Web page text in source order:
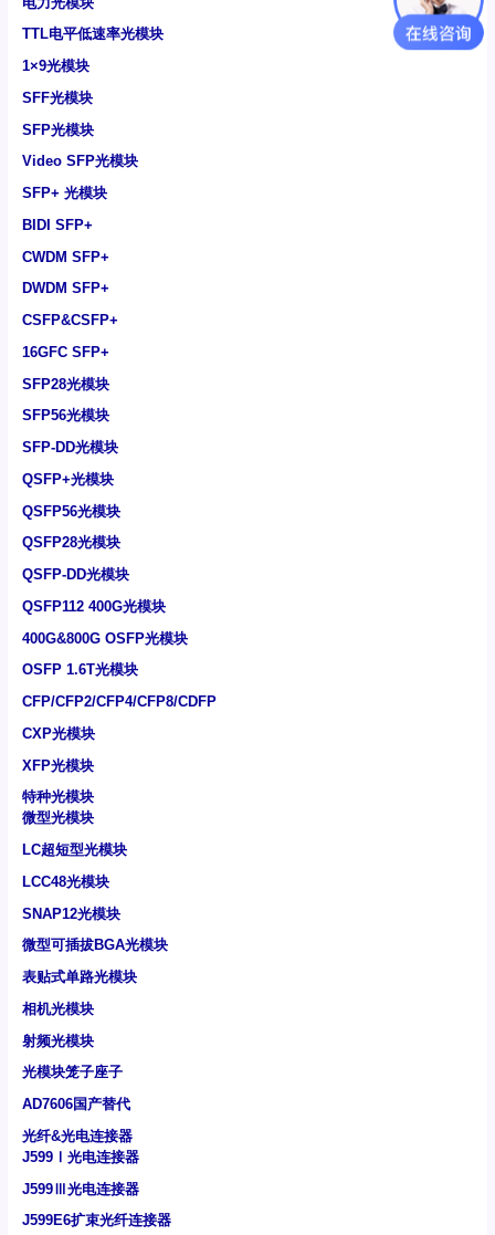
TTL电平低速率光模块
1×9光模块
SFF光模块
SFP光模块
Video SFP光模块
SFP+ 光模块
BIDI SFP+
CWDM SFP+
DWDM SFP+
CSFP&CSFP+
16GFC SFP+
SFP28光模块
SFP56光模块
SFP-DD光模块
QSFP+光模块
QSFP56光模块
QSFP28光模块
QSFP-DD光模块
QSFP112 400G光模块
400G&800G OSFP光模块
OSFP 1.6T光模块
CFP/CFP2/CFP4/CFP8/CDFP
CXP光模块
XFP光模块
特种光模块
微型光模块
LC超短型光模块
LCC48光模块
SNAP12光模块
微型可插拔BGA光模块
表贴式单路光模块
相机光模块
射频光模块
光模块笼子座子
AD7606国产替代
光纤&光电连接器
J599Ⅰ光电连接器
J599Ⅲ光电连接器
J599E6扩束光纤连接器